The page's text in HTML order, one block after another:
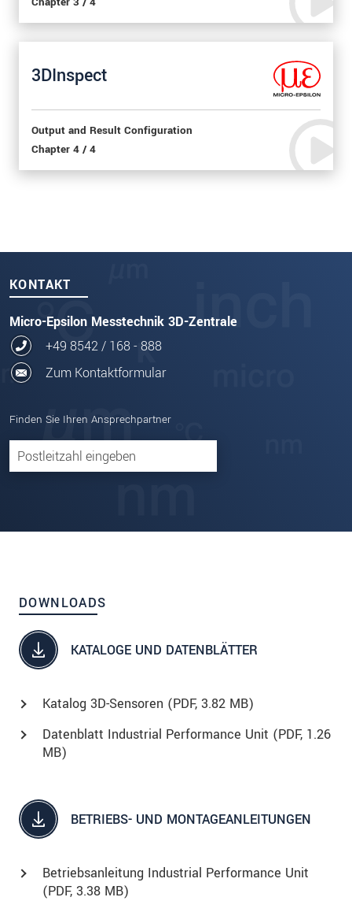
3DInspect
Output and Result Configuration
Chapter 4 / 4
KONTAKT
Micro-Epsilon Messtechnik 3D-Zentrale
+49 8542 / 168 - 888
Zum Kontaktformular
Finden Sie Ihren Ansprechpartner
DOWNLOADS
KATALOGE UND DATENBLÄTTER
Katalog 3D-Sensoren (PDF, 3.82 MB)
Datenblatt Industrial Performance Unit (PDF, 1.26
MB)
BETRIEBS- UND MONTAGEANLEITUNGEN
Betriebsanleitung Industrial Performance Unit
(PDF, 3.38 MB)